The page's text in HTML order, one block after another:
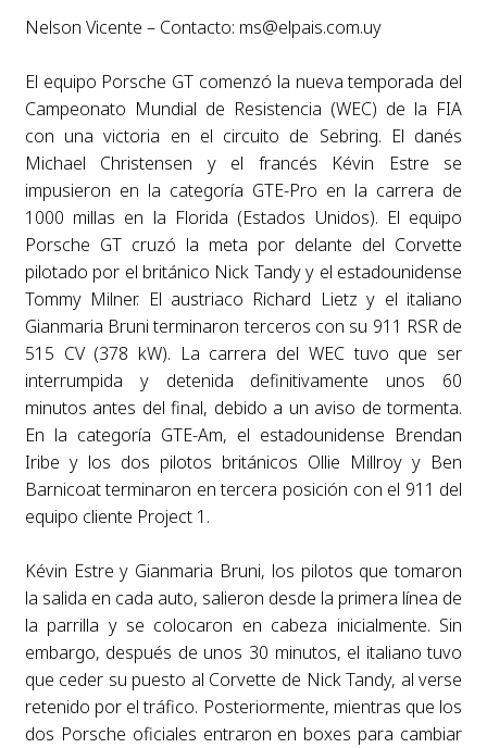
Nelson Vicente – Contacto: ms@elpais.com.uy
El equipo Porsche GT comenzó la nueva temporada del
Campeonato Mundial de Resistencia (WEC) de la FIA
con una victoria en el circuito de Sebring. El danés
Michael Christensen y el francés Kévin Estre se
impusieron en la categoría GTE-Pro en la carrera de
1000 millas en la Florida (Estados Unidos). El equipo
Porsche GT cruzó la meta por delante del Corvette
pilotado por el británico Nick Tandy y el estadounidense
Tommy Milner. El austriaco Richard Lietz y el italiano
Gianmaria Bruni terminaron terceros con su 911 RSR de
515 CV (378 kW). La carrera del WEC tuvo que ser
interrumpida y detenida definitivamente unos 60
minutos antes del final, debido a un aviso de tormenta.
En la categoría GTE-Am, el estadounidense Brendan
Iribe y los dos pilotos británicos Ollie Millroy y Ben
Barnicoat terminaron en tercera posición con el 911 del
equipo cliente Project 1.
Kévin Estre y Gianmaria Bruni, los pilotos que tomaron
la salida en cada auto, salieron desde la primera línea de
la parrilla y se colocaron en cabeza inicialmente. Sin
embargo, después de unos 30 minutos, el italiano tuvo
que ceder su puesto al Corvette de Nick Tandy, al verse
retenido por el tráfico. Posteriormente, mientras que los
dos Porsche oficiales entraron en boxes para cambiar